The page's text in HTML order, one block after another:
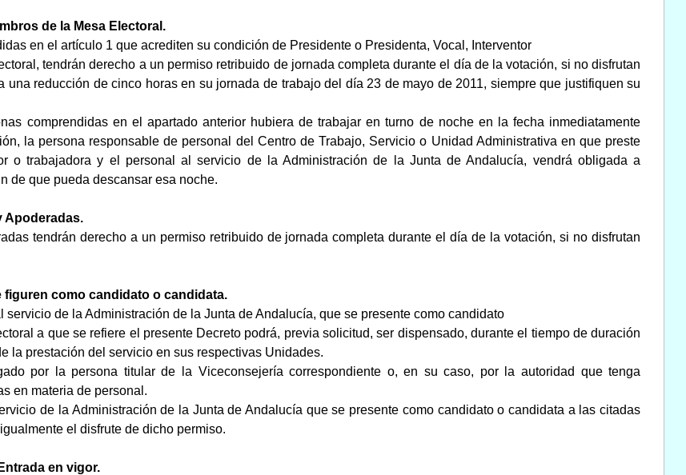
de la Mesa Electoral.
en el artículo 1 que acrediten su condición de Presidente o Presidenta, Vocal, Interventor
tendrán derecho a un permiso retribuido de jornada completa durante el día de la votación, si no disfrutan
una reducción de cinco horas en su jornada de trabajo del día 23 de mayo de 2011, siempre que justifiquen su
comprendidas en el apartado anterior hubiera de trabajar en turno de noche en la fecha inmediatamente
la persona responsable de personal del Centro de Trabajo, Servicio o Unidad Administrativa en que preste
o trabajadora y el personal al servicio de la Administración de la Junta de Andalucía, vendrá obligada a
de que pueda descansar esa noche.
Apoderadas.
tendrán derecho a un permiso retribuido de jornada completa durante el día de la votación, si no disfrutan
como candidato o candidata.
servicio de la Administración de la Junta de Andalucía, que se presente como candidato
a que se refiere el presente Decreto podrá, previa solicitud, ser dispensado, durante el tiempo de duración
la prestación del servicio en sus respectivas Unidades.
por la persona titular de la Viceconsejería correspondiente o, en su caso, por la autoridad que tenga
en materia de personal.
de la Administración de la Junta de Andalucía que se presente como candidato o candidata a las citadas
el disfrute de dicho permiso.
en vigor.